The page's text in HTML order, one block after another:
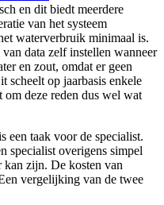
en dit biedt meerdere
van het systeem
waterverbruik minimaal is.
data zelf instellen wanneer
en zout, omdat er geen
scheelt op jaarbasis enkele
om deze reden dus wel wat
een taak voor de specialist.
specialist overigens simpel
zijn. De kosten van
vergelijking van de twee